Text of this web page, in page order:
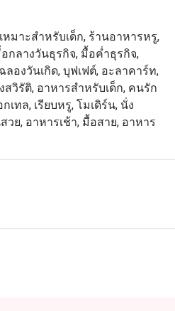
addition, 2 kinds
provided in the
Staffs were
attentive. Khun
my experience at
and kitchen
were too sweet.
ร้างปรากฏการณ์ของอาหาร
ากทุกห้องอาหารของโรงแรมฯ
อินเดียและขนมหวาน จะจัด
เขาถนัด มาจัดวางให้ท่านเลือก
ณ์ใหม่เป็นสไตล์ไทย นีโอ-โค
หรา มีรสนิยม แฝงความเป็น
ดอะ บรอนซ์ คิทเช่น” มี
ย็น ถัดมาจะพบ “ห้องวไลย”
งเห็นต้นไม้ใหญ่เรียงราย
ประทานอาหาร ใกล้ๆ น้ำพุ ชม
จะเป็นพื้นที่สำหรับสูบบุหรี่ก็ได้
มาะสำหรับเด็ก, ร้านอาหารหรู,
กลางวันธุรกิจ, มื้อค่ำธุรกิจ,
องวันเกิด, บุฟเฟต์, อะลาคาร์ท,
วิรัติ, อาหารสำหรับเด็ก, คนรัก
เทล, เรียบหรู, โมเดิร์น, นั่ง
วย, อาหารเช้า, มื้อสาย, อาหาร